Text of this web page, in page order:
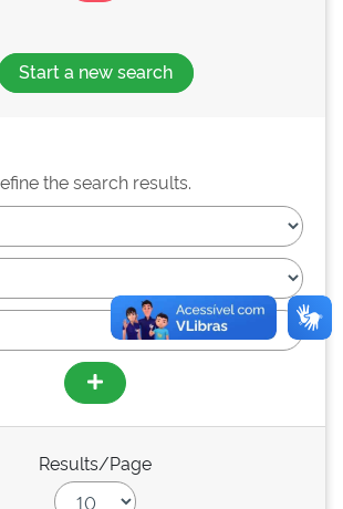
Start a new search
the search results.
Results/Page